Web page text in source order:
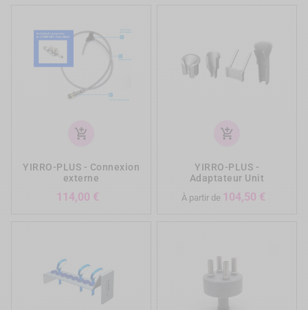
add_shopping_cart
YIRRO-PLUS - Connexion
externe
114,00 €
add_shopping_cart
YIRRO-PLUS -
Adaptateur Unit
À partir de 104,50 €